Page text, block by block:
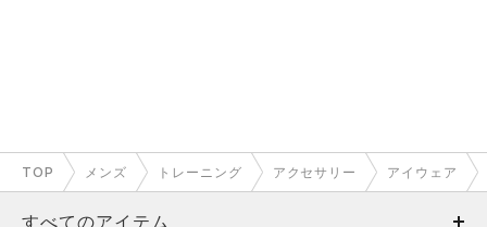
TOP メンズ トレーニング アクセサリー アイウェア
すべてのアイテム